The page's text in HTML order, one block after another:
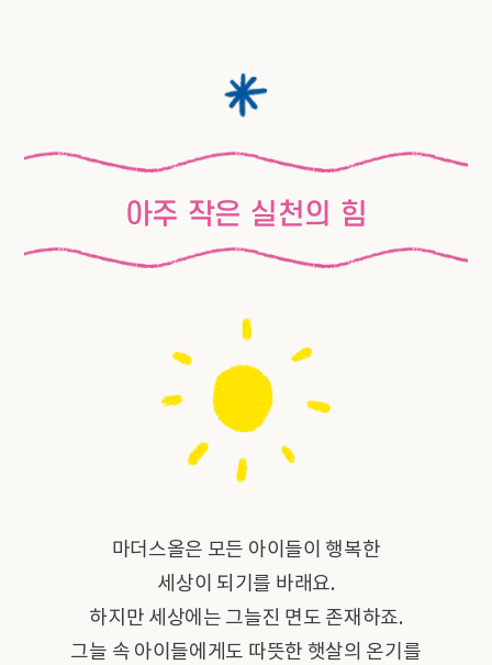
아주 작은 실천의 힘
마더스올은 모든 아이들이 행복한
세상이 되기를 바래요.
하지만 세상에는 그늘진 면도 존재하죠.
그늘 속 아이들에게도 따뜻한 햇살의 온기를